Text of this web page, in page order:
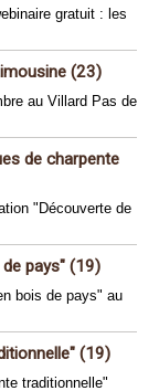
gratuit : les
(23)
au Villard Pas de
de charpente
"Découverte de
pays" (19)
bois de pays" au
(19)
traditionnelle"